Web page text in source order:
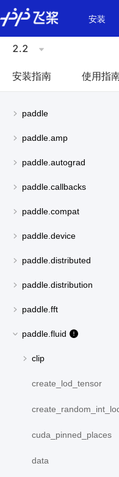
\u200E
安装
2.2
安装指南 使用指
paddle
paddle.amp
paddle.autograd
paddle.callbacks
paddle.compat
paddle.device
paddle.distributed
paddle.distribution
paddle.fft
paddle.fluid
clip
create_lod_tensor
cuda_pinned_places
data